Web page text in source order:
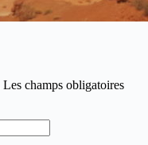
Les champs obligatoires